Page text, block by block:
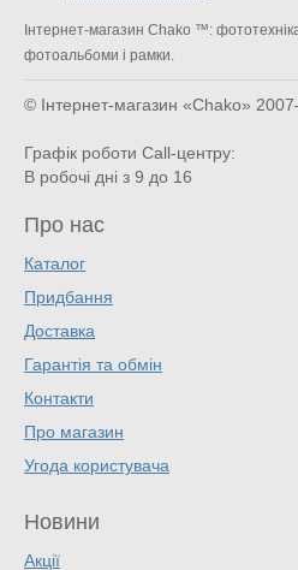
Інтернет-магазин Chako ™:
фотоальбоми і рамки.
© Інтернет-магазин «Chako»
Графік роботи Call-центру:
В робочі дні з 9 до 16
Про нас
Каталог
Придбання
Доставка
Гарантія та обмін
Контакти
Про магазин
Угода користувача
Новини
Акції